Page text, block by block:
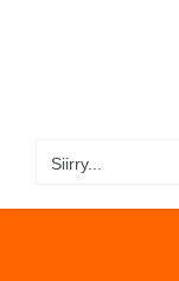
Siirry...